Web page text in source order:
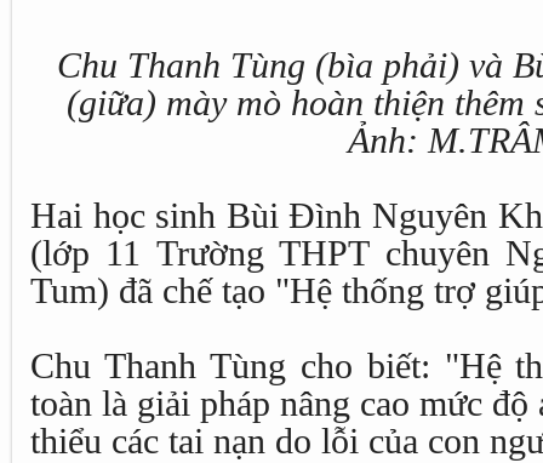
Chu Thanh Tùng (bìa phải) và
(giữa) mày mò hoàn thiện thêm
Ảnh:
Hai học sinh Bùi Đình Nguyên
(lớp 11 Trường THPT chuyên
Tum) đã chế tạo "Hệ thống trợ
Chu Thanh Tùng cho biết: "Hệ
toàn là giải pháp nâng cao mức
thiểu các tai nạn do lỗi của con